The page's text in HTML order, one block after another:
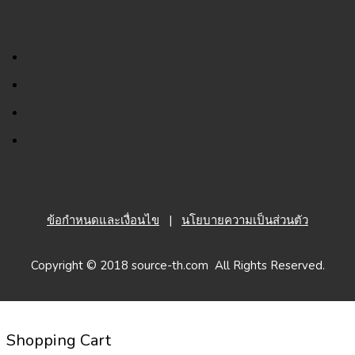
ข้อกำหนดและเงื่อนไข | นโยบายความเป็นส่วนตัว
Copyright © 2018 source-th.com All Rights Reserved.
Shopping Cart